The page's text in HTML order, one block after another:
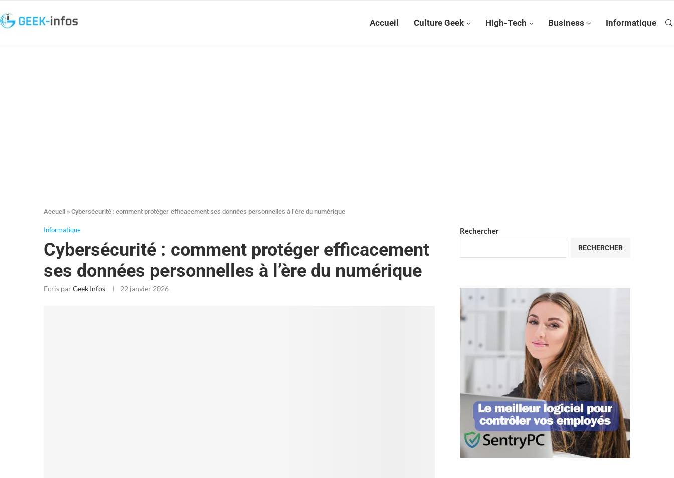
Accueil Culture Geek High-Tech Business Informatique
Accueil » Cybersécurité : comment protéger efficacement ses données personnelles à l’ère du numérique
Informatique
Cybersécurité : comment protéger efficacement
ses données personnelles à l’ère du numérique
Ecris par Geek Infos 22 janvier 2026
Rechercher
RECHERCHER